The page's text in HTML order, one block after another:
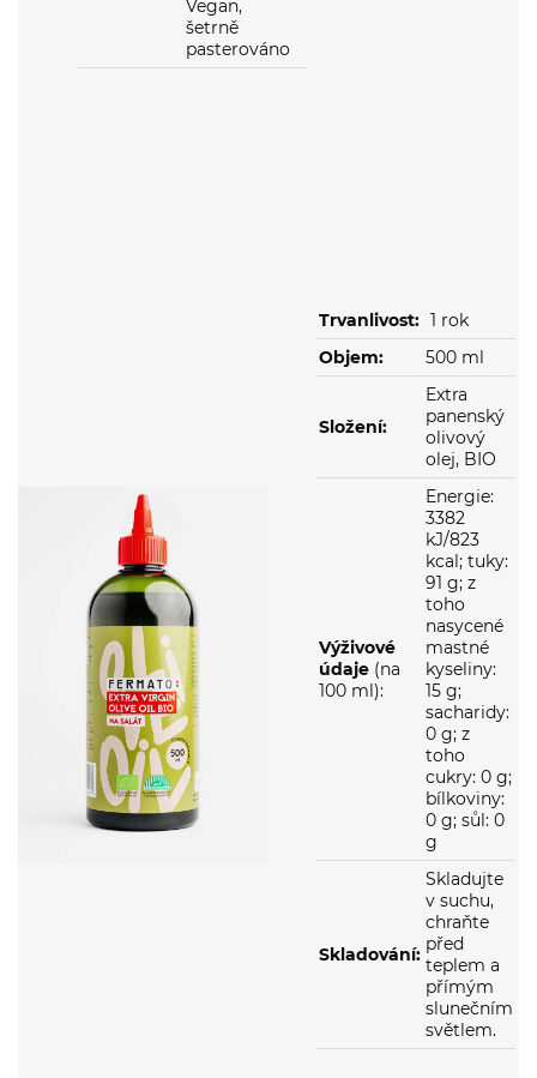
pasterováno
Objem:
500 ml
Extra
panenský
olivový
olej, BIO
údaje
(na
100 ml):
Energie:
3382
kJ/823
kcal; tuky:
91 g; z
toho
nasycené
mastné
kyseliny:
15 g;
sacharidy:
0 g; z
toho
cukry: 0 g;
bílkoviny:
0 g; sůl: 0
g
Skladujte
v suchu,
chraňte
před
teplem a
přímým
slunečním
světlem.